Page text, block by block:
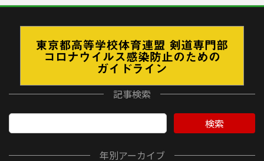
記事検索
検索
年別アーカイブ